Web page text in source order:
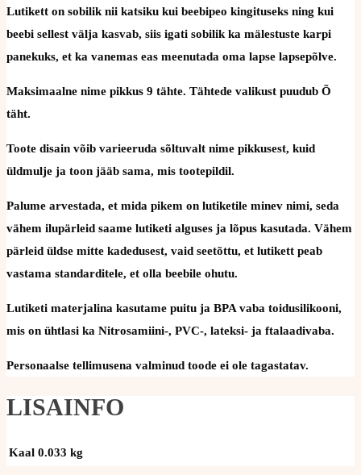
Lutikett on sobilik nii katsiku kui beebipeo kingituseks ning kui
beebi sellest välja kasvab, siis igati sobilik ka mälestuste karpi
panekuks, et ka vanemas eas meenutada oma lapse lapsepõlve.
Maksimaalne nime pikkus 9 tähte. Tähtede valikust puudub Õ
täht.
Toote disain võib varieeruda sõltuvalt nime pikkusest, kuid
üldmulje ja toon jääb sama, mis tootepildil.
Palume arvestada, et mida pikem on lutiketile minev nimi, seda
vähem ilupärleid saame lutiketi alguses ja lõpus kasutada. Vähem
pärleid üldse mitte kadedusest, vaid seetõttu, et lutikett peab
vastama standarditele, et olla beebile ohutu.
Lutiketi materjalina kasutame puitu ja BPA vaba toidusilikooni,
mis on ühtlasi ka Nitrosamiini-, PVC-, lateksi- ja ftalaadivaba.
Personaalse tellimusena valminud toode ei ole tagastatav.
LISAINFO
Kaal 0.033 kg